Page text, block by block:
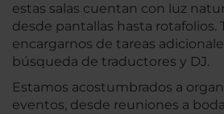
estas salas cuentan con luz
desde pantallas hasta
encargarnos de tareas
búsqueda de traductores y DJ.
Estamos acostumbrados a
eventos, desde reuniones a